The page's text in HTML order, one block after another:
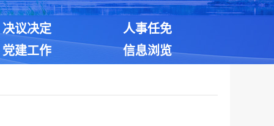
决议决定
人事任免
党建工作 信息浏览